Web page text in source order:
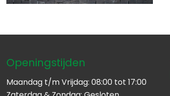
Openingstijden
Maandag t/m Vrijdag: 08:00 tot 17:00